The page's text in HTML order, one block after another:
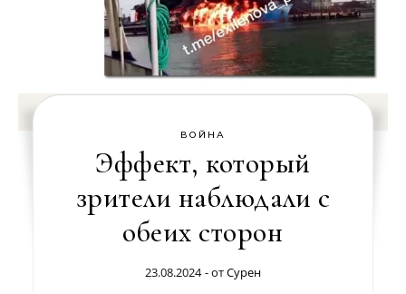
ВОЙНА
Эффект, который
зрители наблюдали с
обеих сторон
23.08.2024 - отСурен